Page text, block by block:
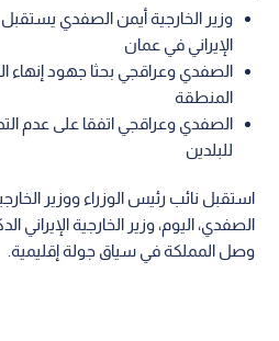
وزير الخارجية أيمن الصفدي
الإيراني في عمان
الصفدي وعراقجي بحثا جهود إنهاء
المنطقة
الصفدي وعراقجي اتفقا على عدم
للبلدين
استقبل نائب رئيس الوزراء ووزير
الصفدي، اليوم، وزير الخارجية الإيراني
وصل المملكة في سياق جولة إقليمية.